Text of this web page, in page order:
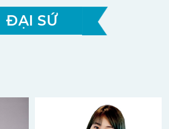
ĐẠI SỨ